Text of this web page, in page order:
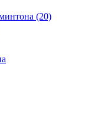
(20)